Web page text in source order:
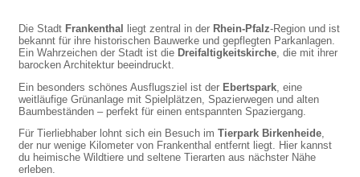
Die Stadt Frankenthal liegt zentral in der Rhein-Pfalz-Region und ist
bekannt für ihre historischen Bauwerke und gepflegten Parkanlagen.
Ein Wahrzeichen der Stadt ist die Dreifaltigkeitskirche , die mit ihrer
barocken Architektur beeindruckt.
Ein besonders schönes Ausflugsziel ist der Ebertspark , eine
weitläufige Grünanlage mit Spielplätzen, Spazierwegen und alten
Baumbeständen – perfekt für einen entspannten Spaziergang.
Für Tierliebhaber lohnt sich ein Besuch imTierpark Birkenheide,
der nur wenige Kilometer von Frankenthal entfernt liegt. Hier kannst
du heimische Wildtiere und seltene Tierarten aus nächster Nähe
erleben.